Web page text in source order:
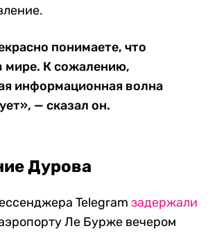
понимаете, что
мире. К сожалению,
информационная волна
— сказал он.
Дурова
Telegram задержали
Ле Бурже вечером